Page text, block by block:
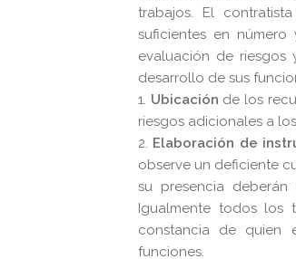
trabajos. El
suficientes en
evaluación de riesgos
desarrollo de sus
1. Ubicación de los
riesgos adicionales a
2. Elaboración de
observe un deficiente
su presencia
Igualmente todos los
constancia de quien
funciones.